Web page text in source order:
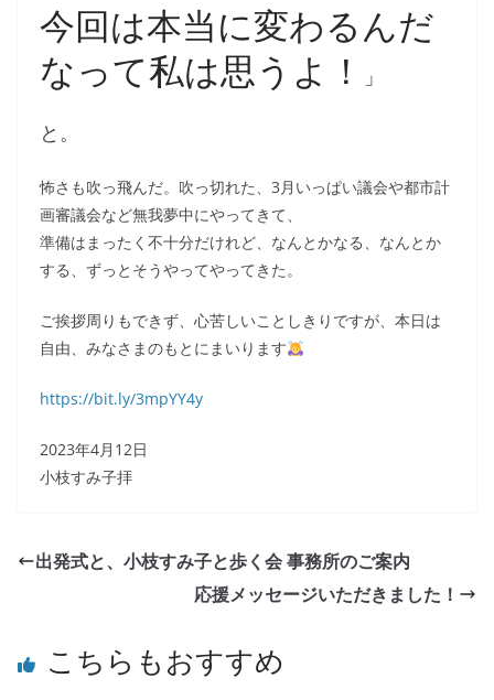
今回は本当に変わるんだ
なって私は思うよ！
」
と。
怖さも吹っ飛んだ。吹っ切れた、3月いっぱい議会や都市計
画審議会など無我夢中にやってきて、
準備はまったく不十分だけれど、なんとかなる、なんとか
する、ずっとそうやってやってきた。
ご挨拶周りもできず、心苦しいことしきりですが、本日は
自由、みなさまのもとにまいります
https://bit.ly/3mpYY4y
2023年4月12日
小枝すみ子拝
出発式と、小枝すみ子と歩く会 事務所のご案内
応援メッセージいただきました！
こちらもおすすめ